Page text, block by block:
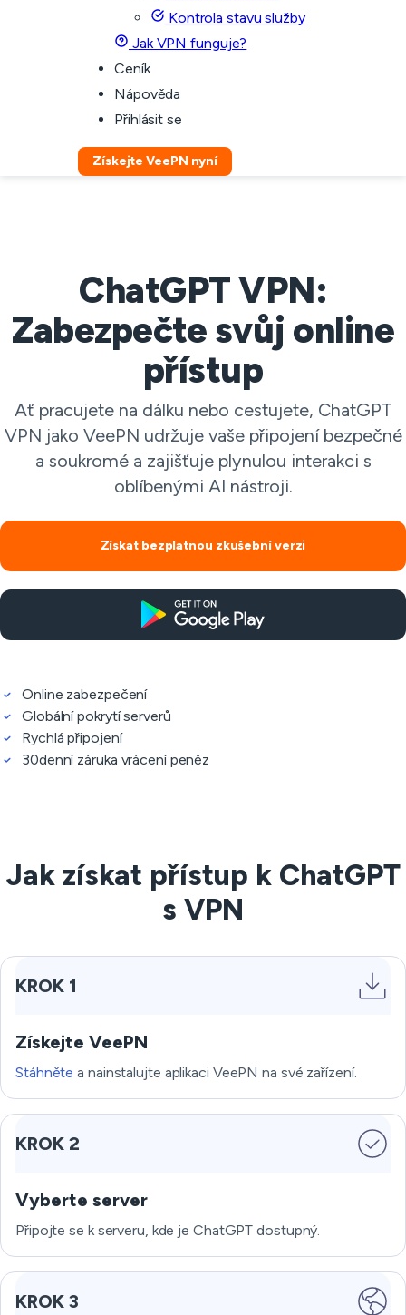
Kontrola stavu služby
Jak VPN funguje?
Ceník
Nápověda
Přihlásit se
Získejte VeePN nyní
ChatGPT VPN:
Zabezpečte svůj online
přístup
Ať pracujete na dálku nebo cestujete, ChatGPT
VPN jako VeePN udržuje vaše připojení bezpečné
a soukromé a zajišťuje plynulou interakci s
oblíbenými AI nástroji.
Získat bezplatnou zkušební verzi
Online zabezpečení
Globální pokrytí serverů
Rychlá připojení
30denní záruka vrácení peněz
Jak získat přístup k ChatGPT
s VPN
KROK 1
Získejte VeePN
Stáhněte a nainstalujte aplikaci VeePN na své zařízení.
KROK 2
Vyberte server
Připojte se k serveru, kde je ChatGPT dostupný.
KROK 3